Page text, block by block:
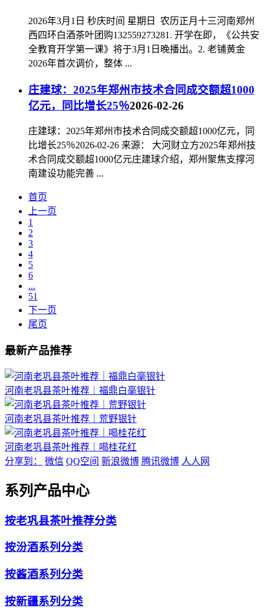
2026年3月1日 秒庆时间 星期日 农历正月十三河南郑州
西四环白酒茶叶团购132559273281. 开学在即，《公共安
全教育开学第一课》将于3月1日晚播出。2. 老铺黄金
2026年首次调价，整体 ...
庄建球：2025年郑州市技术合同成交额超1000
亿元，同比增长25％2026-02-26
庄建球：2025年郑州市技术合同成交额超1000亿元，同
比增长25％2026-02-26 来源： 大河财立方2025年郑州技
术合同成交额超1000亿元庄建球介绍，郑州聚焦支撑河
南建设功能完善 ...
首页
上一页
1
2
3
4
5
6
...
51
下一页
尾页
最新产品推荐
河南老巩县茶叶推荐｜福鼎白毫银针
河南老巩县茶叶推荐｜荒野银针
河南老巩县茶叶推荐｜喝桂花红
分享到：
微信 QQ空间 新浪微博 腾讯微博 人人网
系列产品中心
按老巩县茶叶推荐分类
按汾酒系列分类
按酱酒系列分类
按新疆系列分类